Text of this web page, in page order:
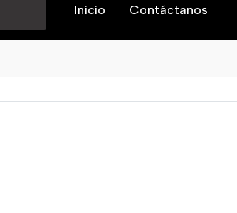
Inicio Contáctanos